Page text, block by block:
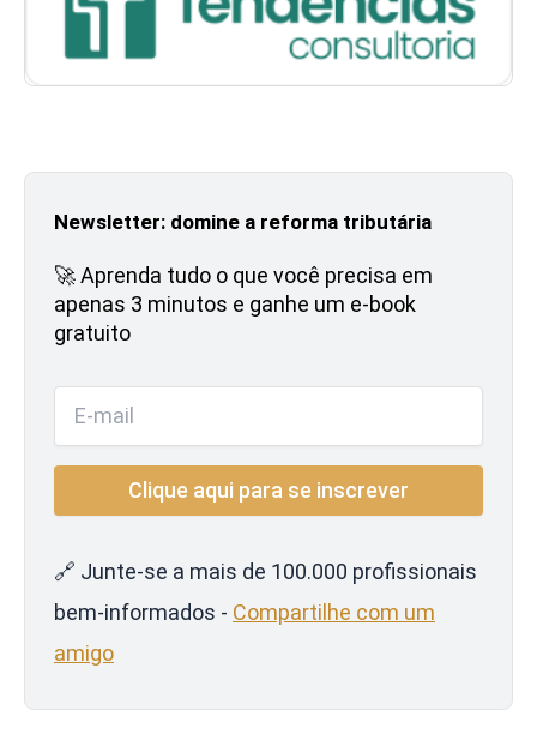
Newsletter: domine a reforma tributária
🚀 Aprenda tudo o que você precisa em
apenas 3 minutos e ganhe um e-book
gratuito
🔗 Junte-se a mais de 100.000 profissionais
bem-informados - Compartilhe com um
amigo